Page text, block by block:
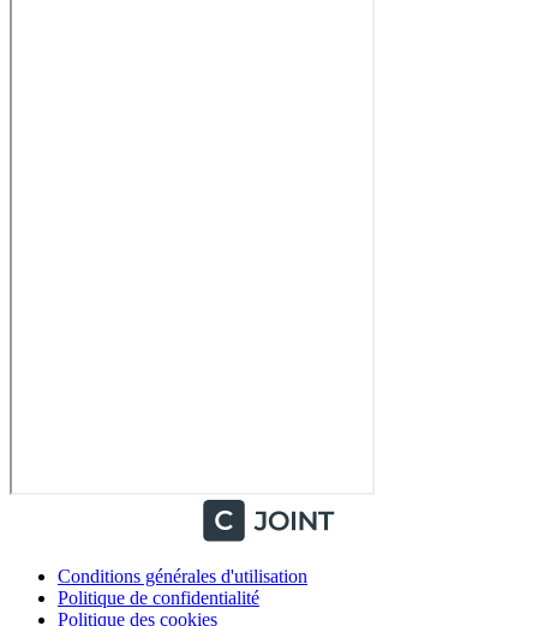
Conditions générales d'utilisation
Politique de confidentialité
Politique des cookies